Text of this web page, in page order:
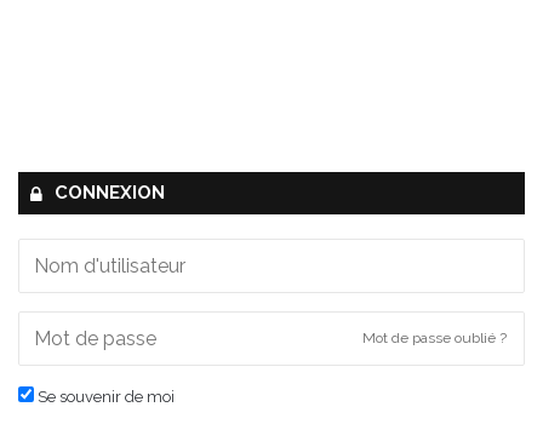
CONNEXION
Mot de passe oublié ?
Se souvenir de moi